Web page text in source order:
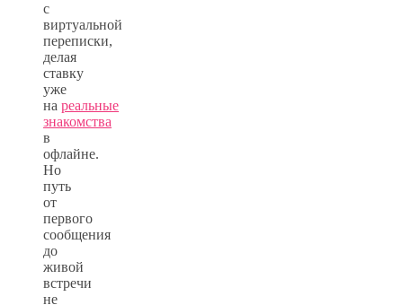
с
виртуальной
переписки,
делая
ставку
уже
на реальные
знакомства
в
офлайне.
Но
путь
от
первого
сообщения
до
живой
встречи
не